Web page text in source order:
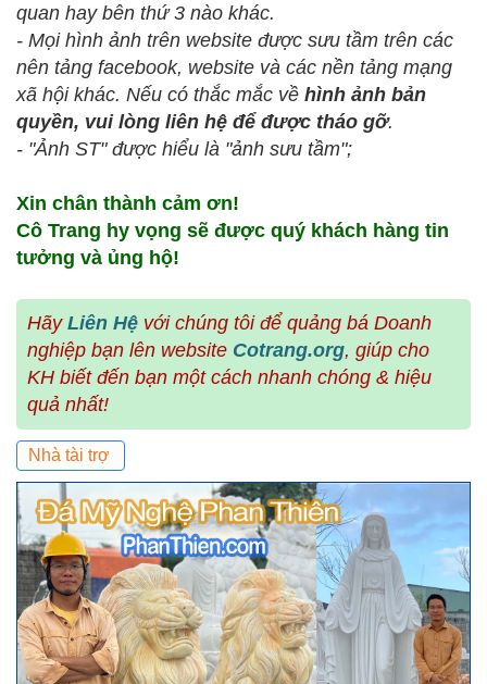
quan hay bên thứ 3 nào khác.
- Mọi hình ảnh trên website được sưu tầm trên các
nên tảng facebook, website và các nền tảng mạng
xã hội khác. Nếu có thắc mắc về hình ảnh bản
quyền, vui lòng liên hệ để được tháo gỡ.
- "Ảnh ST" được hiểu là "ảnh sưu tầm";
Xin chân thành cảm ơn!
Cô Trang hy vọng sẽ được quý khách hàng tin
tưởng và ủng hộ!
Hãy Liên Hệ với chúng tôi để quảng bá Doanh
nghiệp bạn lên website Cotrang.org, giúp cho
KH biết đến bạn một cách nhanh chóng & hiệu
quả nhất!
Nhà tài trợ